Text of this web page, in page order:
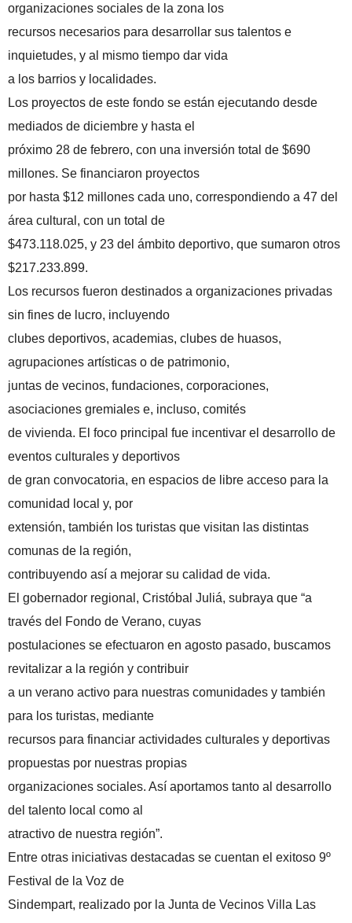
organizaciones sociales de la zona los
recursos necesarios para desarrollar sus talentos e
inquietudes, y al mismo tiempo dar vida
a los barrios y localidades.
Los proyectos de este fondo se están ejecutando desde
mediados de diciembre y hasta el
próximo 28 de febrero, con una inversión total de $690
millones. Se financiaron proyectos
por hasta $12 millones cada uno, correspondiendo a 47 del
área cultural, con un total de
$473.118.025, y 23 del ámbito deportivo, que sumaron otros
$217.233.899.
Los recursos fueron destinados a organizaciones privadas
sin fines de lucro, incluyendo
clubes deportivos, academias, clubes de huasos,
agrupaciones artísticas o de patrimonio,
juntas de vecinos, fundaciones, corporaciones,
asociaciones gremiales e, incluso, comités
de vivienda. El foco principal fue incentivar el desarrollo de
eventos culturales y deportivos
de gran convocatoria, en espacios de libre acceso para la
comunidad local y, por
extensión, también los turistas que visitan las distintas
comunas de la región,
contribuyendo así a mejorar su calidad de vida.
El gobernador regional, Cristóbal Juliá, subraya que “a
través del Fondo de Verano, cuyas
postulaciones se efectuaron en agosto pasado, buscamos
revitalizar a la región y contribuir
a un verano activo para nuestras comunidades y también
para los turistas, mediante
recursos para financiar actividades culturales y deportivas
propuestas por nuestras propias
organizaciones sociales. Así aportamos tanto al desarrollo
del talento local como al
atractivo de nuestra región”.
Entre otras iniciativas destacadas se cuentan el exitoso 9º
Festival de la Voz de
Sindempart, realizado por la Junta de Vecinos Villa Las